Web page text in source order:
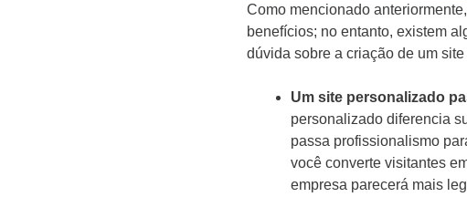
Como mencionado
benefícios; no entanto, existem
dúvida sobre a criação de um
Um site personalizado
personalizado diferencia
passa profissionalismo
você converte visitantes
empresa parecerá mais